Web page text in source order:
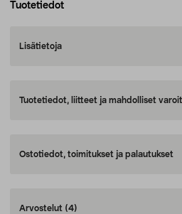
Tuotetiedot
Lisätietoja
Tuotetiedot, liitteet ja mahdolliset
Ostotiedot, toimitukset ja palautukset
Arvostelut (4)